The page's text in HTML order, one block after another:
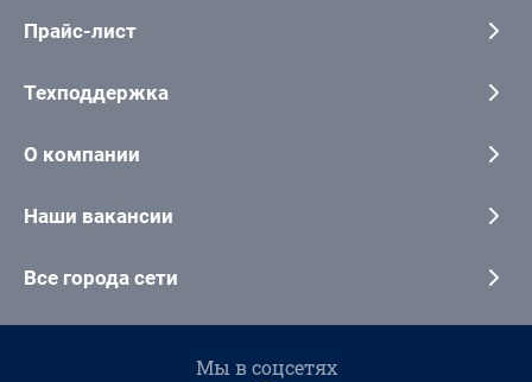
Прайс-лист
Техподдержка
О компании
Наши вакансии
Все города сети
Мы в соцсетях